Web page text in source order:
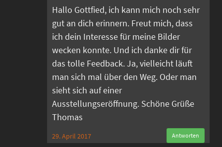
Hallo Gottfied, ich kann mich noch sehr
gut an dich erinnern. Freut mich, dass
ich dein Interesse für meine Bilder
wecken konnte. Und ich danke dir für
das tolle Feedback. Ja, vielleicht läuft
man sich mal über den Weg. Oder man
sieht sich auf einer
Ausstellungseröffnung. Schöne Grüße
Thomas
29. April 2017 Antworten